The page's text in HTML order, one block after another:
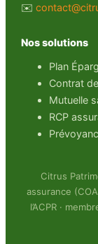
✉️
Nos solutions
Plan
Contrat
Mutuelle
RCP
Citrus
assurance
l’ACPR ·